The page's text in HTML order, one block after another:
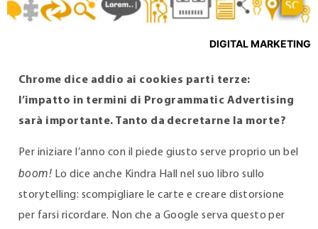
DIGITAL MARKETING
Chrome dice addio ai cookies parti terze:
l’impatto in termini di Programmatic Advertising
sarà importante. Tanto da decretarne la morte?
Per iniziare l’anno con il piede giusto serve proprio un bel
boom! Lo dice anche Kindra Hall nel suo libro sullo
storytelling: scompigliare le carte e creare distorsione
per farsi ricordare. Non che a Google serva questo per